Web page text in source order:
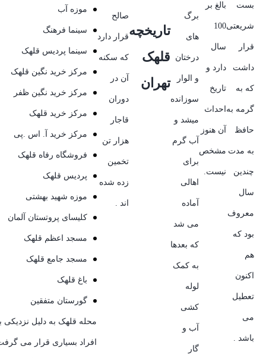
بست
شریعتی
قرار
داشت
که به
گرمه به
حافظ
به مدت
چندین
سال
معروف
بود که
هم
اکنون
تعطیل
می
باشد .
بالغ بر
100
سال
دارد و
تاریخ
احداث
آن هنوز
مشخص
نیست.
برگ
های
درختان
و الوار
سوزانده
میشد و
آب گرم
برای
اهالی
آماده
می شد
که بعدها
به کمک
لوله
کشی
آب و
گار
تاریخچه
قلهک
تهران
صالح
قرار دارد
که سکنه
آن در
دوران
قاجار
هزار تن
تخمین
زده شده
اند .
موزه آب
سینما فرهنگ
سینما پردیس قلهک
مرکز خرید نگین قلهک
مرکز خرید نگین ظفر
مرکز خرید قلهک
مرکز خرید آ. اس .پی
فروشگاه رفاه قلهک
پردیس قلهک
موزه شهید بهشتی
کلیسای پروتستان آلمان
مسجد اعظم قلهک
مسجد جامع قلهک
باغ قلهک
گورستان متفقین
محله قلهک به دلیل نزدیکی
افراد بسیاری قرار می